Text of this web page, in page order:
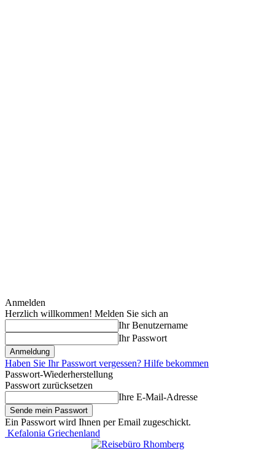
Anmelden
Herzlich willkommen! Melden Sie sich an
Ihr Benutzername
Ihr Passwort
Haben Sie Ihr Passwort vergessen? Hilfe bekommen
Passwort-Wiederherstellung
Passwort zurücksetzen
Ihre E-Mail-Adresse
Ein Passwort wird Ihnen per Email zugeschickt.
Kefalonia Griechenland